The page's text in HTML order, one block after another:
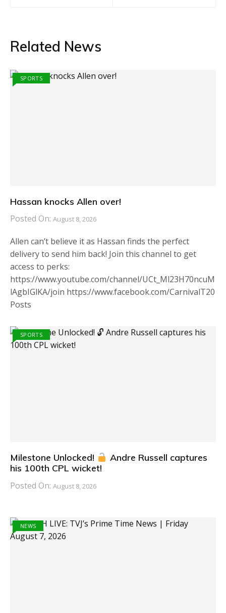
Related News
SPORTS
Hassan knocks Allen over!
Posted On: August 8, 2026
Allen can’t believe it as Hassan finds the perfect
delivery to send him back! Join this channel to get
access to perks:
https://www.youtube.com/channel/UCt_Ml23H70ncuM
lAgbIGlKA/join https://www.facebook.com/CarnivalT20
Posts
SPORTS
Milestone Unlocked!
Andre Russell captures
his 100th CPL wicket!
Posted On: August 8, 2026
NEWS